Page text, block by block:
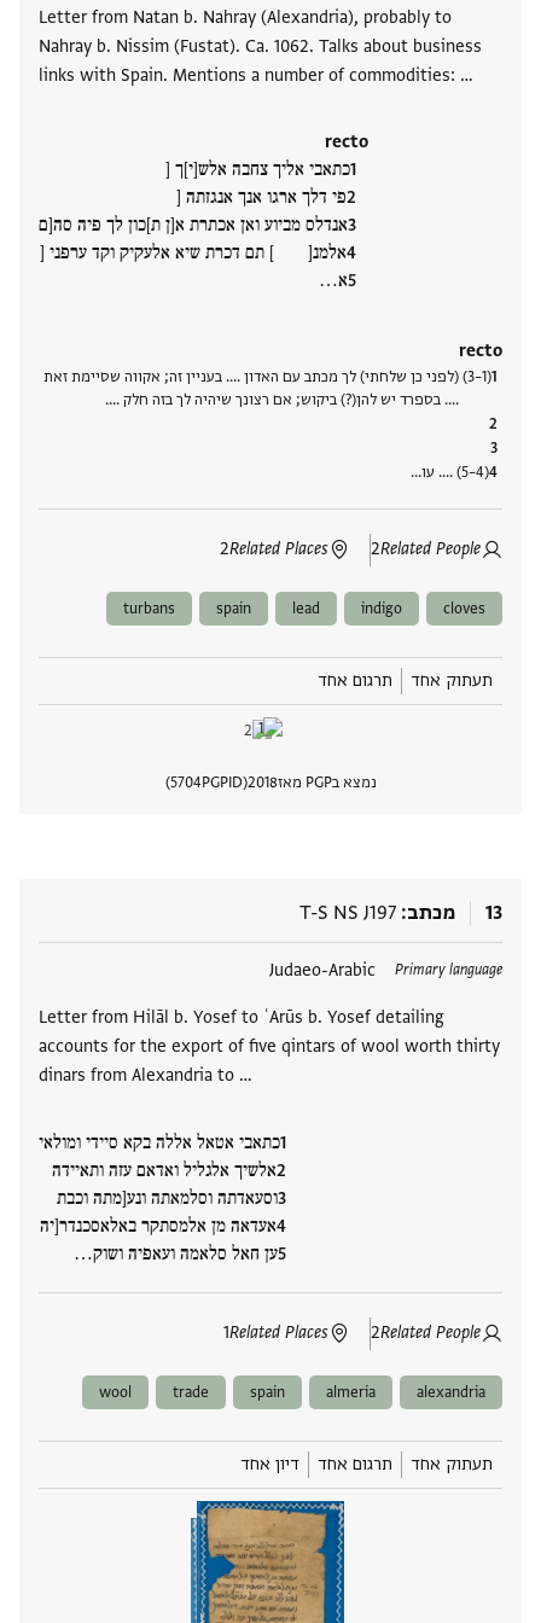
Letter from Natan b. Nahray (Alexandria), probably to
Nahray b. Nissim (Fustat). Ca. 1062. Talks about business
links with Spain. Mentions a number of commodities: …
recto
כתאבי אליך צחבה אלש[י]ך [
פי דלך ארגו אנך אנגזתה [
אנדלס מביוע ואן אכתרת א[ן ת]כון לך פיה סה[ם
אלמנ[ ] תם דכרת שיא אלעקיק וקד ערפני [
א‮…
recto
(1–3) (לפני כן שלחתי) לך מכתב עם האדון …. בעניין זה; אקווה שסיימת זאת
…. בספרד יש להן(?) ביקוש; אם רצונך שיהיה לך בזה חלק ….
(4–5) …. עו‮…
Related People
2
Related Places
2
cloves
indigo
lead
spain
turbans
תעתוק אחד תרגום אחד
נמצא בPGP מאז 2018
PGPID
5704
13 מכתב T-S NS J197
Primary language
Judaeo-Arabic
Letter from Hilāl b. Yosef to ʿArūs b. Yosef detailing
accounts for the export of five qintars of wool worth thirty
dinars from Alexandria to …
כתאבי אטאל אללה בקא סיידי ומולאי
אלשיך אלגליל ואדאם עזה ותאיידה
וסעאדתה וסלמאתה ונע[מתה וכבת
אעדאה מן אלמסתקר באלאסכנדר[יה
ען חאל סלאמה ועאפיה ושוק‮…
Related People
2
Related Places
1
תגים
alexandria
almeria
spain
trade
wool
תעתוק אחד תרגום אחד דיון אחד